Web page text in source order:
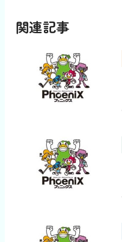
関連記事